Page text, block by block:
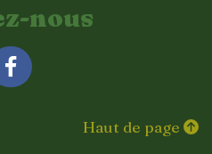
nous
Haut de page